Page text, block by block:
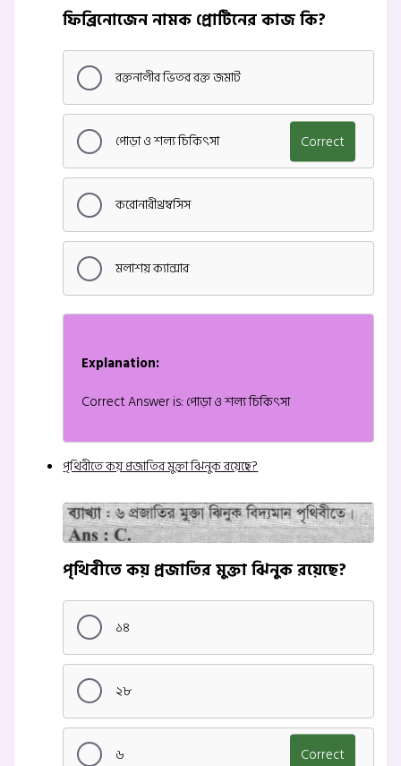
ফিব্রিনোজেন নামক প্রোটিনের কাজ কি?
রক্তনালীর ভিতর রক্ত জমাট
পোড়া ও শল্য চিকিৎসা Correct
করোনারীথ্রম্বসিস
মলাশয় ক্যান্সার
Explanation:
Correct Answer is: পোড়া ও শল্য চিকিৎসা
পৃথিবীতে কয় প্রজাতির মুক্তা ঝিনুক রয়েছে?
পৃথিবীতে কয় প্রজাতির মুক্তা ঝিনুক রয়েছে?
১৪
২৮
৬ Correct